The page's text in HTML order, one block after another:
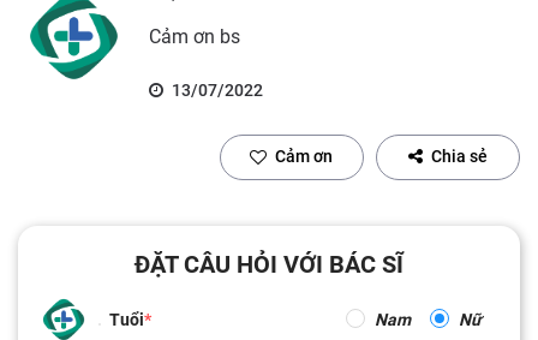
Cảm ơn bs
13/07/2022
Cảm ơn Chia sẻ
ĐẶT CÂU HỎI VỚI BÁC SĨ
Tuổi Nam Nữ